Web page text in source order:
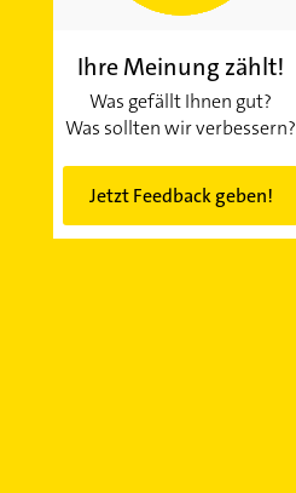
Ihre Meinung zählt!
Was gefällt Ihnen gut?
Was sollten wir verbessern?
Jetzt Feedback geben!